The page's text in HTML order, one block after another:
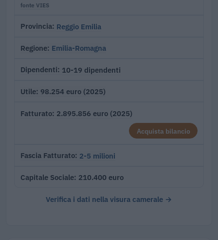
fonte VIES
Provincia Reggio Emilia
Regione Emilia-Romagna
Dipendenti 10-19 dipendenti
Utile 98.254 euro (2025)
Fatturato 2.895.856 euro (2025)
Acquista bilancio
Fascia Fatturato 2-5 milioni
Capitale Sociale 210.400 euro
Verifica i dati nella visura camerale →